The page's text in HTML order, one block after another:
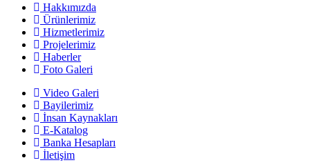
Hakkımızda
Ürünlerimiz
Hizmetlerimiz
Projelerimiz
Haberler
Foto Galeri
Video Galeri
Bayilerimiz
İnsan Kaynakları
E-Katalog
Banka Hesapları
İletişim